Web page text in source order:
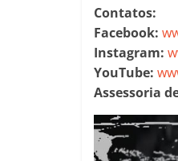
Contatos:
Facebook:
Instagram:
YouTube:
Assessoria